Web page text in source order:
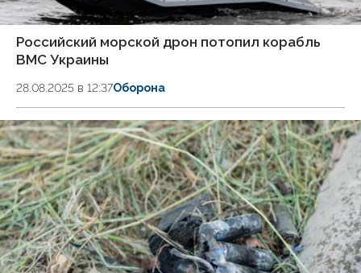
Российский морской дрон потопил корабль
ВМС Украины
28.08.2025 в 12:37Оборона